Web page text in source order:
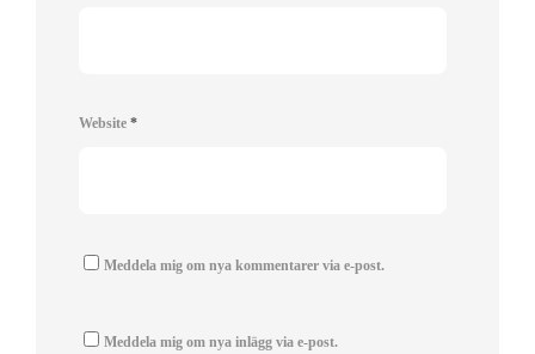
Website *
Meddela mig om nya kommentarer via e-post.
Meddela mig om nya inlägg via e-post.